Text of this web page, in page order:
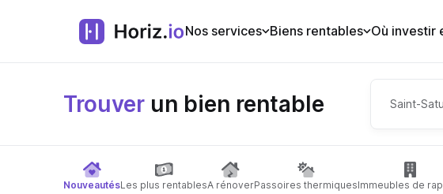
Nos services Biens rentables Où investir
Trouver un bien rentable Saint-
NouveautésLes plus rentablesA rénoverPassoires thermiquesImmeubles de